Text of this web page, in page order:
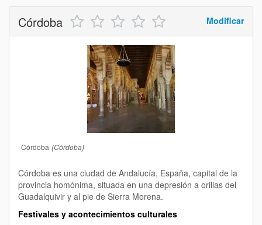
Modificar
Córdoba
Córdoba (Córdoba)
Córdoba es una ciudad de Andalucía, España, capital de la
provincia homónima, situada en una depresión a orillas del
Guadalquivir y al pie de Sierra Morena.
Festivales y acontecimientos culturales